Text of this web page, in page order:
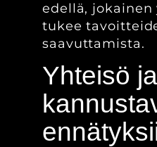
edellä, jokainen
tukee
saavuttamista.
Yhteisö